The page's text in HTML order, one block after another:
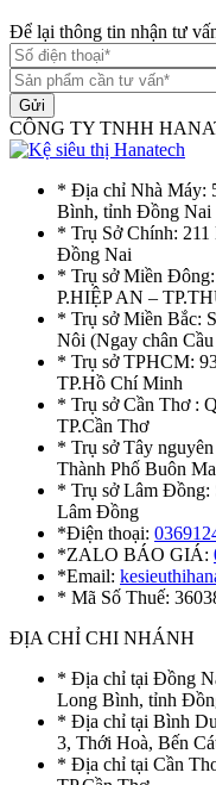
Để lại thông tin nhận tư
Gửi
CÔNG TY TNHH
* Địa chỉ Nhà Máy:
Bình, tỉnh Đồng Nai
* Trụ Sở Chính:
Đồng Nai
* Trụ sở Miền
P.HIỆP AN –
* Trụ sở Miền Bắc:
Nôi (Ngay chân
* Trụ sở TPHCM:
TP.Hồ Chí Minh
* Trụ sở Cần Thơ :
TP.Cần Thơ
* Trụ sở Tây
Thành Phố Buôn
* Trụ sở Lâm
Lâm Đồng
*Điện thoại:
*ZALO BÁO GIÁ:
*Email:
* Mã Số Thuế:
ĐỊA CHỈ CHI NHÁNH
* Địa chỉ tại Đồng
Long Bình, tỉnh
* Địa chỉ tại Bình
3, Thới Hoà, Bến
* Địa chỉ tại Cần